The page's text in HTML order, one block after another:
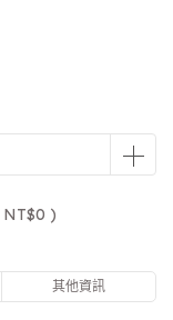
NT$0 )
其他資訊